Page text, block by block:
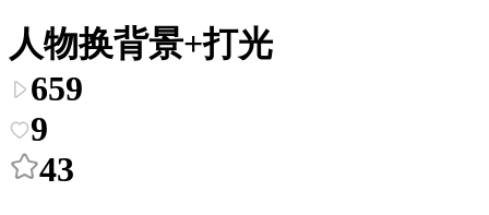
人物换背景+打光
659
9
43